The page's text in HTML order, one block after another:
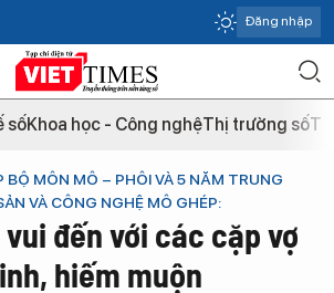
Đăng nhập
sốKhoa học - Công nghệThị trường số
MÔN MÔ – PHÔI VÀ 5 NĂM TRUNG
VÀ CÔNG NGHỆ MÔ GHÉP:
đến với các cặp vợ
hiếm muộn